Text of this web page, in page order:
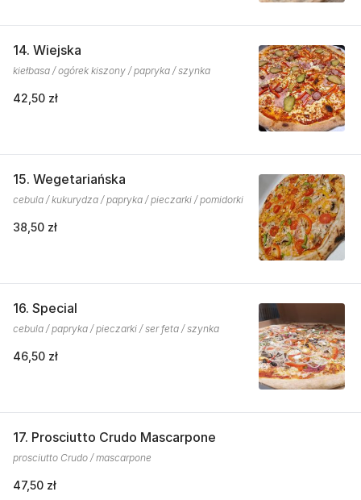
14. Wiejska
kiełbasa / ogórek kiszony / papryka / szynka
42,50 zł
15. Wegetariańska
cebula / kukurydza / papryka / pieczarki / pomidorki
38,50 zł
16. Special
cebula / papryka / pieczarki / ser feta / szynka
46,50 zł
17. Prosciutto Crudo Mascarpone
prosciutto Crudo / mascarpone
47,50 zł